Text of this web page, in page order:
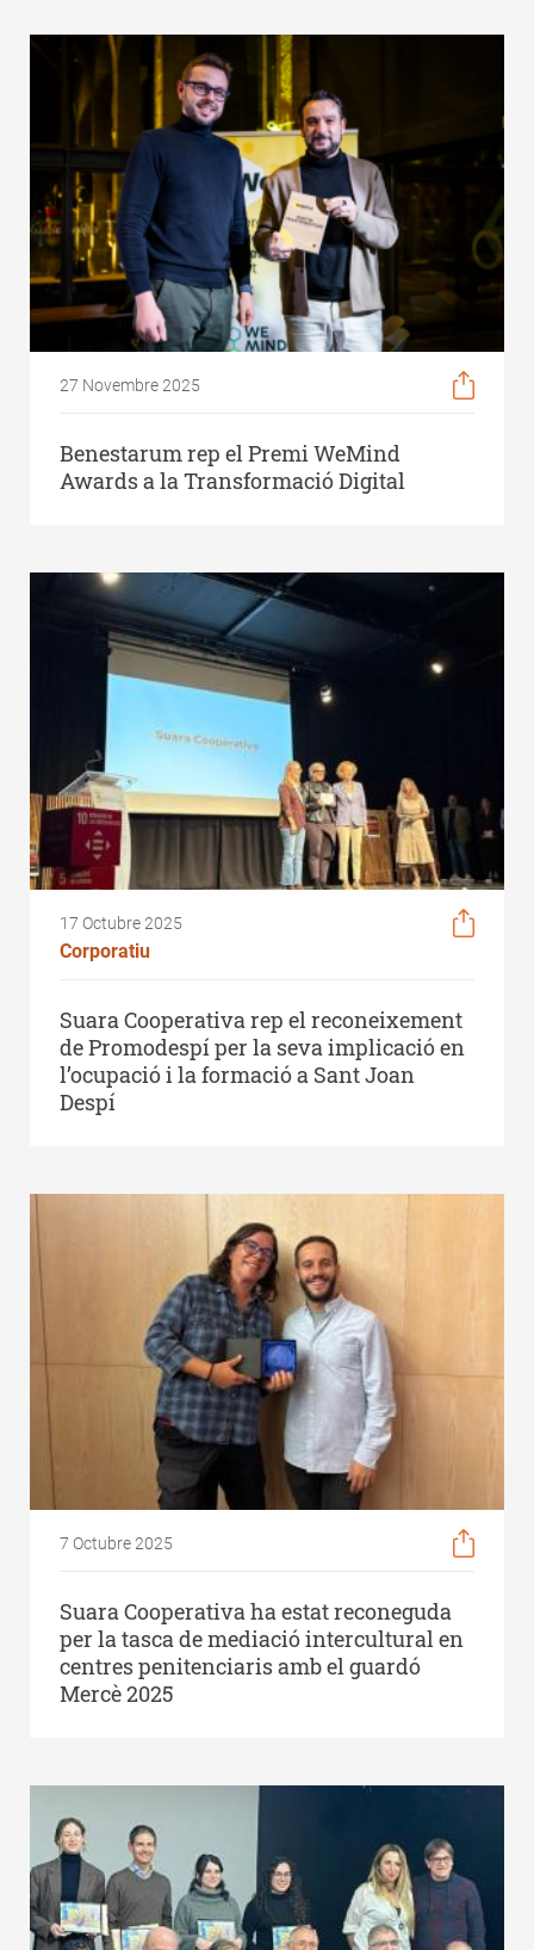
27 Novembre 2025
Benestarum rep el Premi WeMind
Awards a la Transformació Digital
17 Octubre 2025
Corporatiu
Suara Cooperativa rep el reconeixement
de Promodespí per la seva implicació en
l’ocupació i la formació a Sant Joan
Despí
7 Octubre 2025
Suara Cooperativa ha estat reconeguda
per la tasca de mediació intercultural en
centres penitenciaris amb el guardó
Mercè 2025